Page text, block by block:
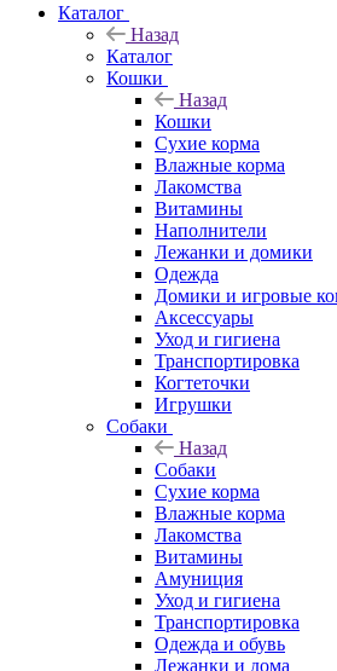
Каталог
Назад
Каталог
Кошки
Назад
Кошки
Сухие корма
Влажные корма
Лакомства
Витамины
Наполнители
Лежанки и домики
Одежда
Домики и игровые
Аксессуары
Уход и гигиена
Транспортировка
Когтеточки
Игрушки
Собаки
Назад
Собаки
Сухие корма
Влажные корма
Лакомства
Витамины
Амуниция
Уход и гигиена
Транспортировка
Одежда и обувь
Лежанки и дома